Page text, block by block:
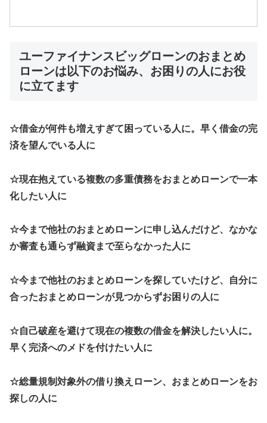
ユーファイナンスビッグローンのおまとめ
ローンは以下のお悩み、お困りの人にお役
に立てます
☆借金が何件も増えすぎて困っている人に。早く借金の完
済を望んでいる人に
☆現在抱えている複数の多重債務をおまとめローンで一本
化したい人に
☆今まで他社のおまとめローンに申し込んだけど、なかな
か審査も通らず融資まで至らなかった人に
☆今まで他社のおまとめローンを探していたけど、自分に
合ったおまとめローンが見つからずお困りの人に
☆自己破産を避けて現在の複数の借金を解決したい人に。
早く完済へのメドを付けたい人に
☆総量規制対象外の借り換えローン、おまとめローンをお
探しの人に